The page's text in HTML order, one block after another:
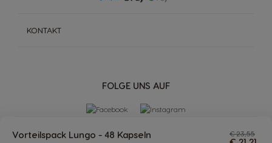
FOLGE UNS AUF
KONTAKT
Vorteilspack Lungo - 48 Kapseln € 23,55